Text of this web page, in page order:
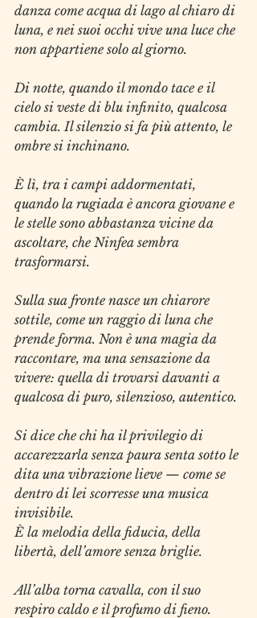
danza come acqua di lago al chiaro di
luna, e nei suoi occhi vive una luce che
non appartiene solo al giorno.
Di notte, quando il mondo tace e il
cielo si veste di blu infinito, qualcosa
cambia. Il silenzio si fa più attento, le
ombre si inchinano.
È lì, tra i campi addormentati,
quando la rugiada è ancora giovane e
le stelle sono abbastanza vicine da
ascoltare, che Ninfea sembra
trasformarsi.
Sulla sua fronte nasce un chiarore
sottile, come un raggio di luna che
prende forma. Non è una magia da
raccontare, ma una sensazione da
vivere: quella di trovarsi davanti a
qualcosa di puro, silenzioso, autentico.
Si dice che chi ha il privilegio di
accarezzarla senza paura senta sotto le
dita una vibrazione lieve — come se
dentro di lei scorresse una musica
invisibile.
È la melodia della fiducia, della
libertà, dell’amore senza briglie.
All’alba torna cavalla, con il suo
respiro caldo e il profumo di fieno.